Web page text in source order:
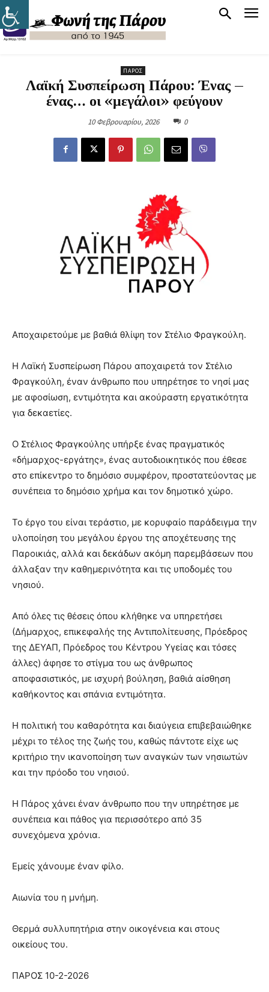
ΠΆΡΟΣ
Λαϊκή Συσπείρωση Πάρου: Ένας –
ένας… οι «μεγάλοι» φεύγουν
10 Φεβρουαρίου, 2026 0
Αποχαιρετούμε με βαθιά θλίψη τον Στέλιο Φραγκούλη.
Η Λαϊκή Συσπείρωση Πάρου αποχαιρετά τον Στέλιο
Φραγκούλη, έναν άνθρωπο που υπηρέτησε το νησί μας
με αφοσίωση, εντιμότητα και ακούραστη εργατικότητα
για δεκαετίες.
Ο Στέλιος Φραγκούλης υπήρξε ένας πραγματικός
«δήμαρχος-εργάτης», ένας αυτοδιοικητικός που έθεσε
στο επίκεντρο το δημόσιο συμφέρον, προστατεύοντας με
συνέπεια το δημόσιο χρήμα και τον δημοτικό χώρο.
Το έργο του είναι τεράστιο, με κορυφαίο παράδειγμα την
υλοποίηση του μεγάλου έργου της αποχέτευσης της
Παροικιάς, αλλά και δεκάδων ακόμη παρεμβάσεων που
άλλαξαν την καθημερινότητα και τις υποδομές του
νησιού.
Από όλες τις θέσεις όπου κλήθηκε να υπηρετήσει
(Δήμαρχος, επικεφαλής της Αντιπολίτευσης, Πρόεδρος
της ΔΕΥΑΠ, Πρόεδρος του Κέντρου Υγείας και τόσες
άλλες) άφησε το στίγμα του ως άνθρωπος
αποφασιστικός, με ισχυρή βούληση, βαθιά αίσθηση
καθήκοντος και σπάνια εντιμότητα.
Η πολιτική του καθαρότητα και διαύγεια επιβεβαιώθηκε
μέχρι το τέλος της ζωής του, καθώς πάντοτε είχε ως
κριτήριο την ικανοποίηση των αναγκών των νησιωτών
και την πρόοδο του νησιού.
Η Πάρος χάνει έναν άνθρωπο που την υπηρέτησε με
συνέπεια και πάθος για περισσότερο από 35
συνεχόμενα χρόνια.
Εμείς χάνουμε έναν φίλο.
Αιωνία του η μνήμη.
Θερμά συλλυπητήρια στην οικογένεια και στους
οικείους του.
ΠΑΡΟΣ 10-2-2026